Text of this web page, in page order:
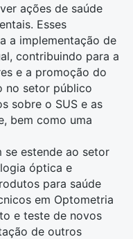
ações de saúde
Esses
a implementação de
contribuindo para a
e a promoção do
no setor público
sobre o SUS e as
bem como uma
se estende ao setor
óptica e
para saúde
em Optometria
e teste de novos
de outros